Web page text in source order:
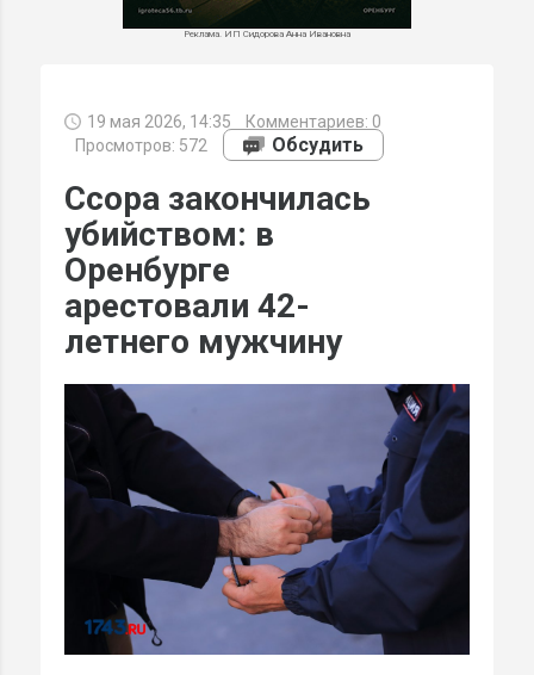
Реклама. ИП Сидорова Анна Ивановна
19 мая 2026, 14:35 Комментариев: 0
Просмотров: 572
Обсудить
Ссора закончилась
убийством: в
Оренбурге
арестовали 42-
летнего мужчину